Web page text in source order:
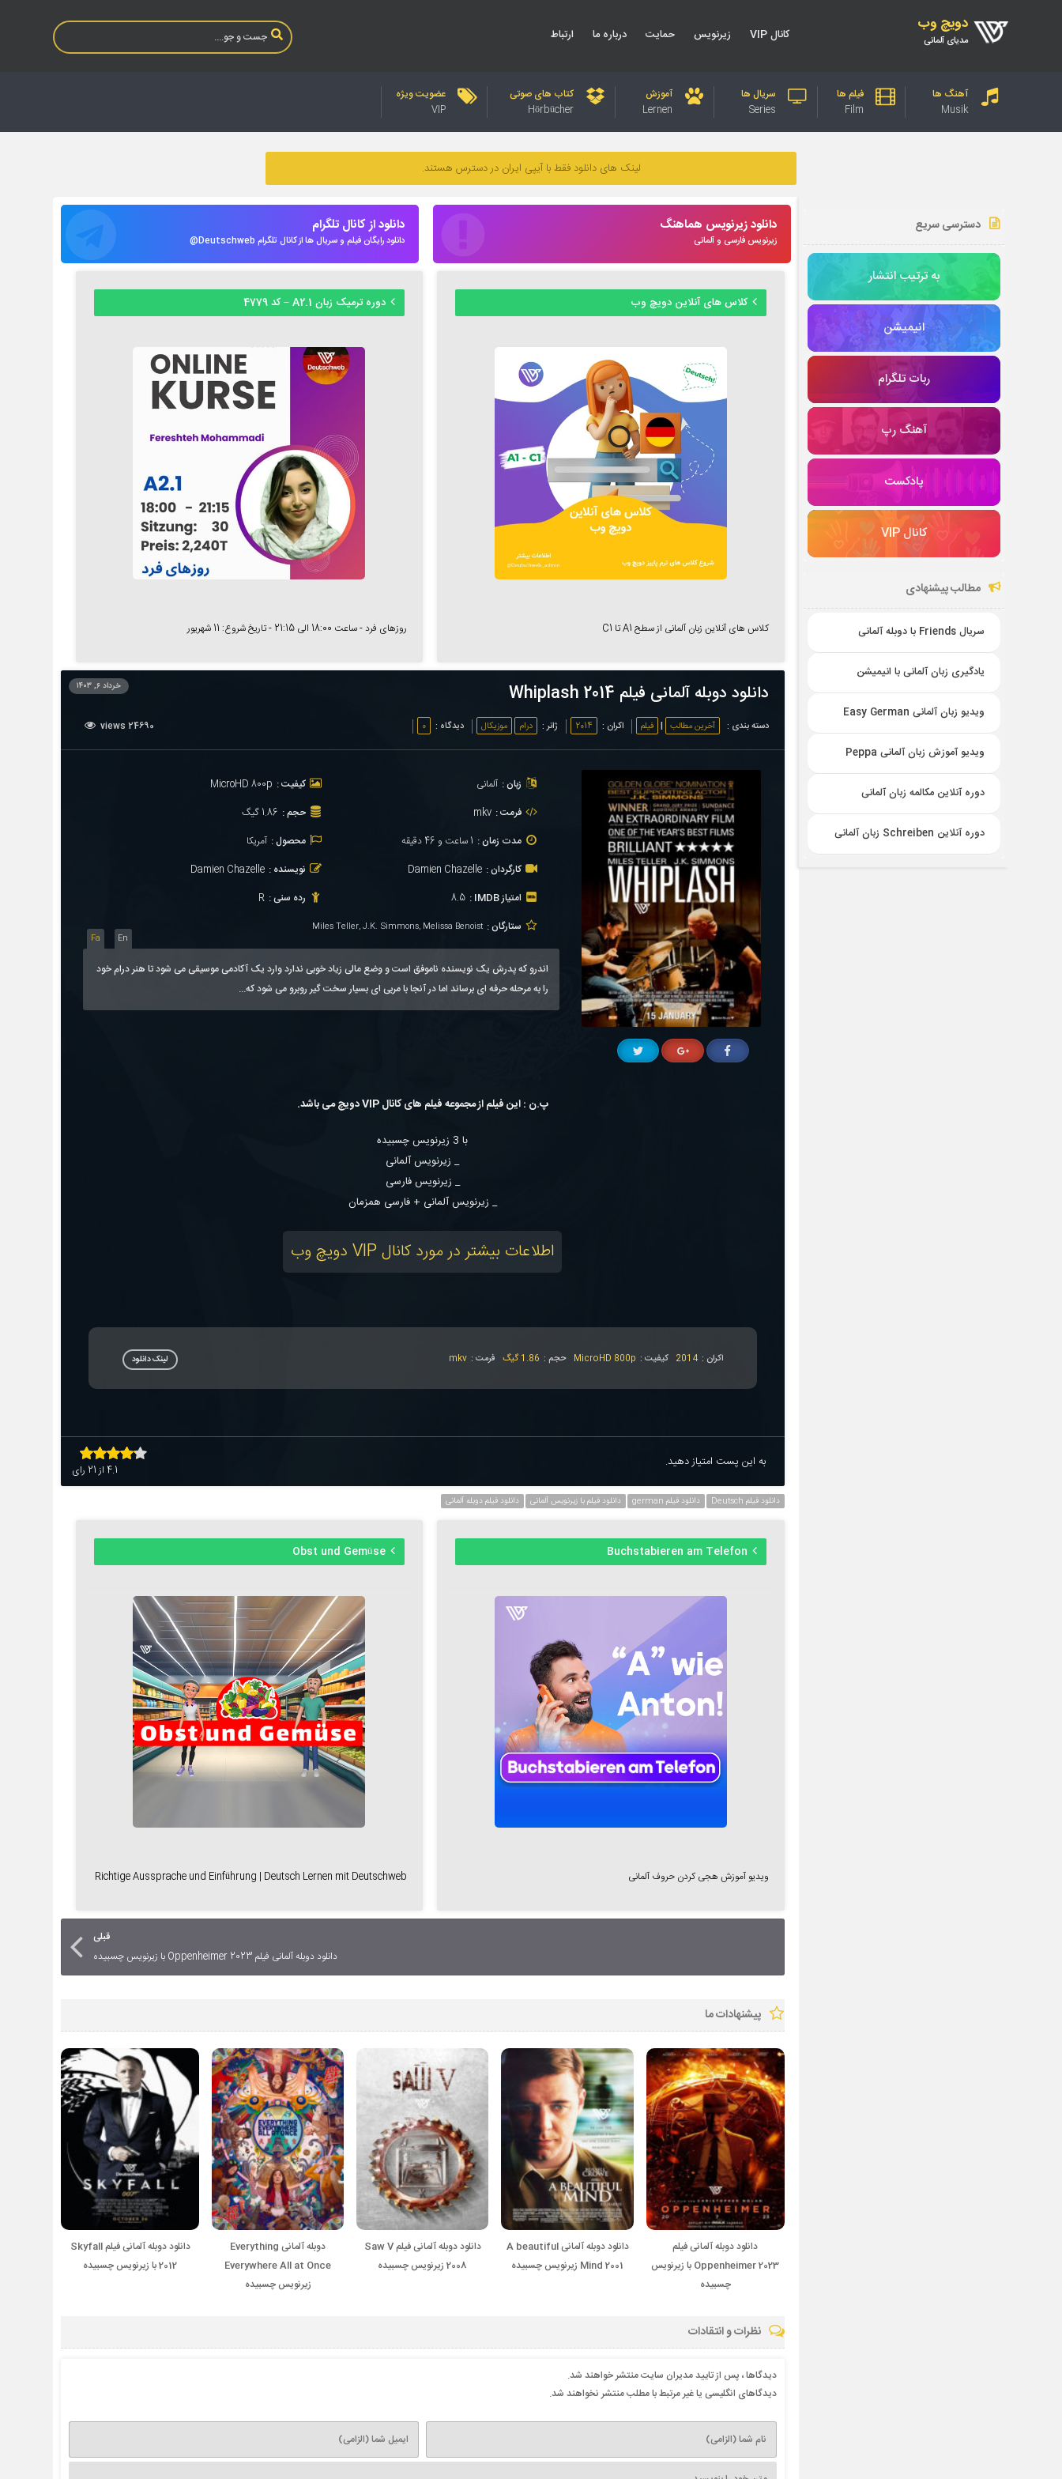
دویچ وب
مدیای آلمانی کانال VIP زیرنویس حمایت درباره ما ارتباط
آهنگ ها
Musik
فیلم ها
Film
سریال ها
Series
آموزش
Lernen
کتاب های صوتی
Hörbücher
عضویت ویژه
VIP
لینک های دانلود فقط با آیپی ایران در دسترس هستند.
دانلود زیرنویس هماهنگ
زیرنویس فارسی و آلمانی
دانلود از کانال تلگرام
دانلود رایگان فیلم و سریال ها از کانال تلگرام Deutschweb@
کلاس های آنلاین دویچ وب
کلاس های آنلاین زبان آلمانی از سطح A1 تا C1
دوره ترمیک زبان A2.1 – کد 4779
روزهای فرد - ساعت 18:00 الی 21:15 - تاریخ شروع: 11 شهریور
دانلود دوبله آلمانی فیلم Whiplash 2014 خرداد ۶, ۱۴۰۳
دسته بندی : آخرین مطالب | فیلم اکران : 2014 ژانر : درام موزیکال دیدگاه : 0
24690 views
زبان : آلمانی کیفیت : MicroHD 800p
فرمت : mkv حجم : 1.86 گیگ
مدت زمان : 1 ساعت و 46 دقیقه محصول : آمریکا
کارگردان : Damien Chazelle نویسنده : Damien Chazelle
امتیاز IMDB :
8.5 رده سنی : R
ستارگان : Miles Teller, J.K. Simmons, Melissa Benoist
Fa
En
اندرو که پدرش یک نویسنده ناموفق است و وضع مالی زیاد خوبی ندارد وارد یک آکادمی موسیقی می شود تا هنر درام خود
را به مرحله حرفه ای برساند اما در آنجا با مربی ای بسیار سخت گیر روبرو می شود که...
پ.ن : این فیلم از مجموعه فیلم های کانال VIP دویچ می باشد.
با 3 زیرنویس چسبیده
_ زیرنویس آلمانی
_ زیرنویس فارسی
_ زیرنویس آلمانی + فارسی همزمان
اطلاعات بیشتر در مورد کانال VIP دویچ وب
اکران : 2014 کیفیت : MicroHD 800p حجم : 1.86 گیگ فرمت : mkv لینک دانلود
به این پست امتیاز دهید. 4.1 از 21 رای
دانلود فیلم Deutsch دانلود فیلم german دانلود فیلم با زیرنویس آلمانی دانلود فیلم دوبله آلمانی
Buchstabieren am Telefon
ویدیو آموزش هجی کردن حروف آلمانی
Obst und Gemüse
Richtige Aussprache und Einführung | Deutsch Lernen mit Deutschweb
قبلی
دانلود دوبله آلمانی فیلم Oppenheimer 2023 با زیرنویس چسبیده
پیشنهادات ما
دانلود دوبله آلمانی فیلم
Oppenheimer 2023 با زیرنویس
چسبیده
دانلود دوبله آلمانی A beautiful
Mind 2001 زیرنویس چسبیده
دانلود دوبله آلمانی فیلم Saw V
2008 زیرنویس چسبیده
دوبله آلمانی Everything
Everywhere All at Once
زیرنویس چسبیده
دانلود دوبله آلمانی فیلم Skyfall
2012 با زیرنویس چسبیده
نظرات و انتقادات
دیدگاها ، پس از تایید مدیران سایت منتشر خواهند شد.
دیدگاهای انگلیسی یا غیر مرتبط با مطلب منتشر نخواهند شد.
دسترسی سریع
به ترتیب انتشار
انیمیشن
ربات تلگرام
آهنگ رپ
پادکست
کانال VIP
مطالب پیشنهادی
سریال Friends با دوبله آلمانی
یادگیری زبان آلمانی با انیمیشن
ویدیو زبان آلمانی Easy German
ویدیو آموزش زبان آلمانی Peppa
دوره آنلاین مکالمه زبان آلمانی
دوره آنلاین Schreiben زبان آلمانی